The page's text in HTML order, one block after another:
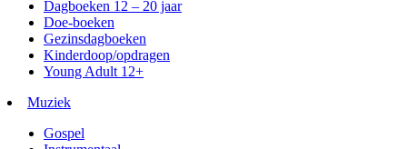
Dagboeken 12 – 20 jaar
Doe-boeken
Gezinsdagboeken
Kinderdoop/opdragen
Young Adult 12+
Muziek
Gospel